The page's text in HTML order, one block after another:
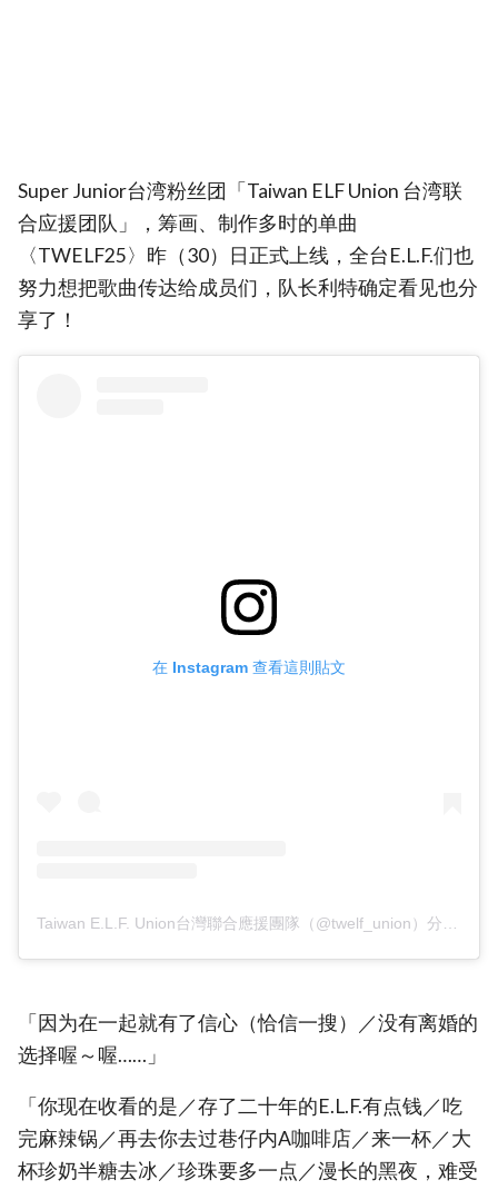
Super Junior台湾粉丝团「Taiwan ELF Union 台湾联
合应援团队」，筹画、制作多时的单曲
〈TWELF25〉昨（30）日正式上线，全台E.L.F.们也
努力想把歌曲传达给成员们，队长利特确定看见也分
享了！
在 Instagram 查看這則貼文
「因为在一起就有了信心（恰信一搜）／没有离婚的
选择喔～喔……」
「你现在收看的是／存了二十年的E.L.F.有点钱／吃
完麻辣锅／再去你去过巷仔内A咖啡店／来一杯／大
杯珍奶半糖去冰／珍珠要多一点／漫长的黑夜，难受